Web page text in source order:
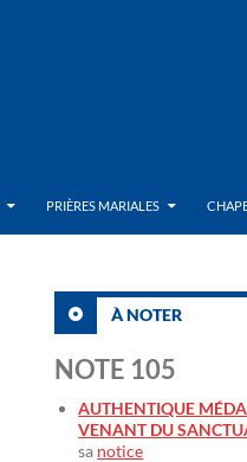
PRIÈRES MARIALES
À NOTER
NOTE 105
AUTHENTIQUE
VENANT DU
sa notice